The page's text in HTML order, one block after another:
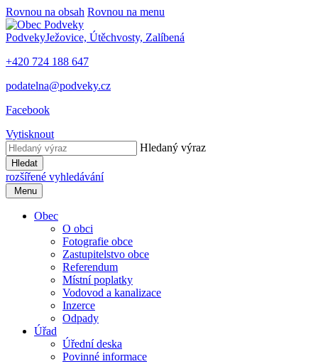
Rovnou na obsah Rovnou na menu
PodvekyJežovice, Útěchvosty, Zalíbená
+420 724 188 647
podatelna@podveky.cz
Facebook
Vytisknout
Hledaný výraz
Hledat
rozšířené vyhledávání
Menu
Obec
O obci
Fotografie obce
Zastupitelstvo obce
Referendum
Místní poplatky
Vodovod a kanalizace
Inzerce
Odpady
Úřad
Úřední deska
Povinné informace